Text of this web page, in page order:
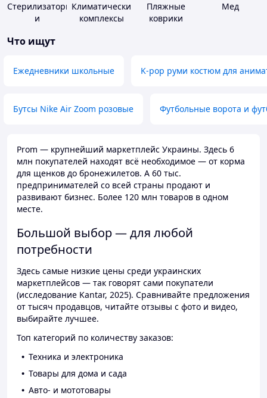
Стерилизаторы
и
для детского
Климатические
комплексы
Пляжные
коврики
Мед
Что ищут
Ежедневники школьные K-pop руми костюм для
Бутсы Nike Air Zoom розовые Футбольные ворота и
Prom — крупнейший маркетплейс Украины. Здесь 6
млн покупателей находят всё необходимое — от корма
для щенков до бронежилетов. А 60 тыс.
предпринимателей со всей страны продают и
развивают бизнес. Более 120 млн товаров в одном
месте.
Большой выбор — для любой
потребности
Здесь самые низкие цены среди украинских
маркетплейсов — так говорят сами покупатели
(исследование Kantar, 2025). Сравнивайте предложения
от тысяч продавцов, читайте отзывы с фото и видео,
выбирайте лучшее.
Топ категорий по количеству заказов:
Техника и электроника
Товары для дома и сада
Авто- и мототовары